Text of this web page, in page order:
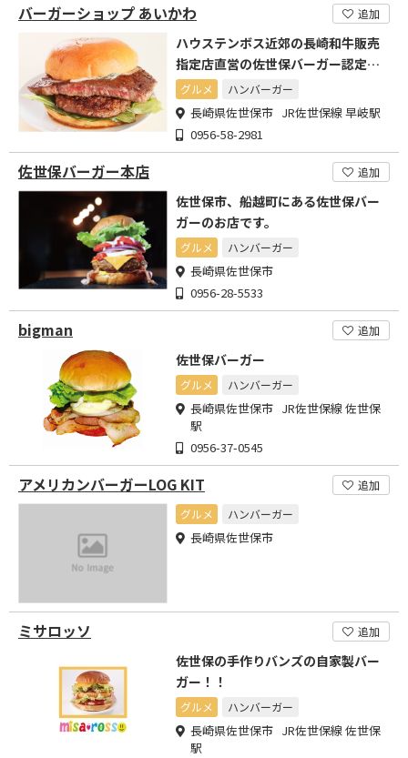
バーガーショップ あいかわ 追加
ハウステンボス近郊の長崎和牛販売
指定店直営の佐世保バーガー認定店
です。
グルメ ハンバーガー
長崎県佐世保市 JR佐世保線 早岐駅
0956-58-2981
佐世保バーガー本店 追加
佐世保市、船越町にある佐世保バー
ガーのお店です。
グルメ ハンバーガー
長崎県佐世保市
0956-28-5533
bigman 追加
佐世保バーガー
グルメ ハンバーガー
長崎県佐世保市 JR佐世保線 佐世保
駅
0956-37-0545
アメリカンバーガーLOG KIT
追加
グルメ
ハンバーガー
長崎県佐世保市
ミサロッソ 追加
佐世保の手作りバンズの自家製バー
ガー！！
グルメ ハンバーガー
長崎県佐世保市 JR佐世保線 佐世保
駅